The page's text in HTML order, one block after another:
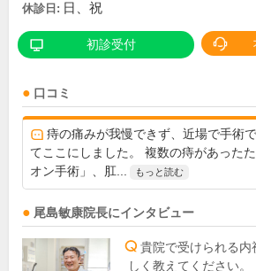
休診日: 日、祝
初診受付
口コミ
痔の痛みが我慢できず、近場で手術
てここにしました。 複数の痔があった
オン手術」、肛...
もっと読む
尾島敏康院長にインタビュー
貴院で受けられる内
しく教えてください。